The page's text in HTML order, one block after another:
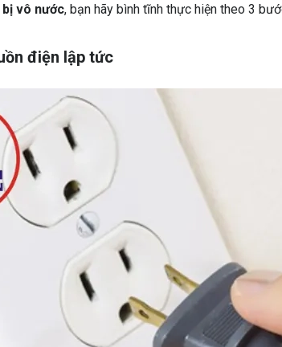
vô nước, bạn hãy bình tĩnh thực hiện theo 3
điện lập tức